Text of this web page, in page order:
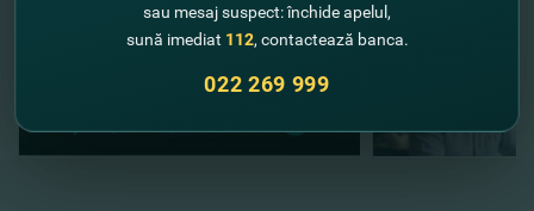
sau mesaj suspect: închide apelul,
sună imediat 112, contactează banca.
022 269 999